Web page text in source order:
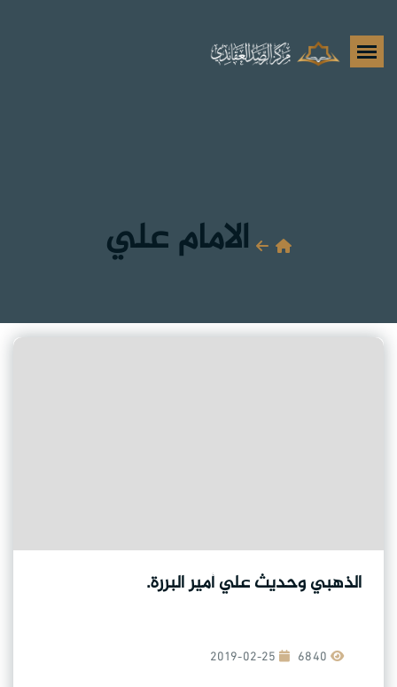
الامام علي
الذهبي وحديث علي أمير البررة.
2019-02-25